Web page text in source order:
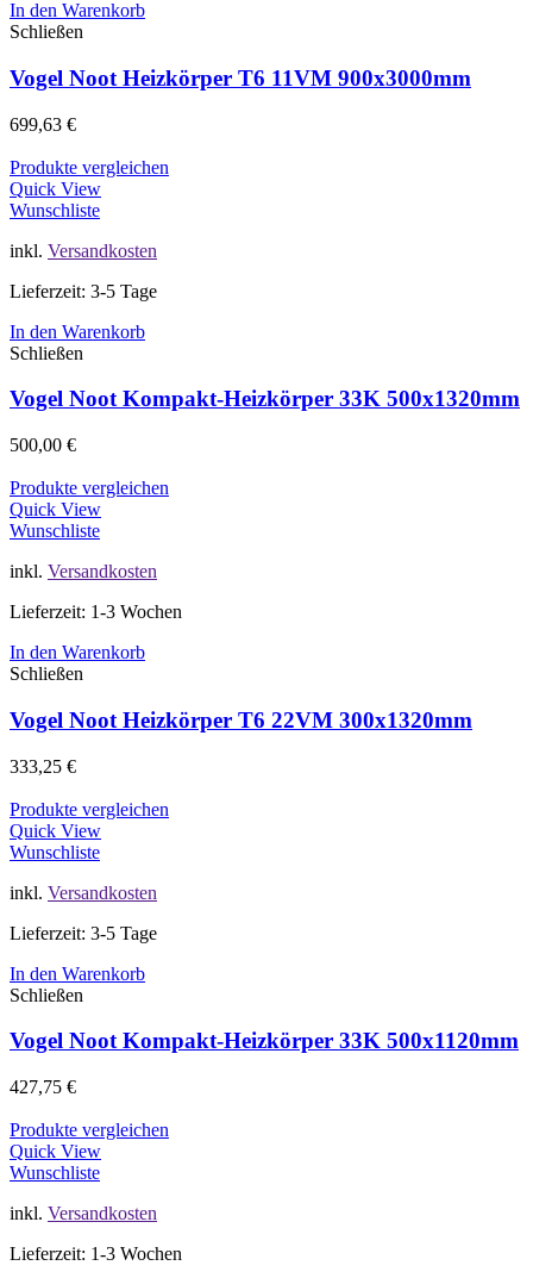
In den Warenkorb
Schließen
Vogel Noot Heizkörper T6 11VM 900x3000mm
699,63 €
Produkte vergleichen
Quick View
Wunschliste
inkl. Versandkosten
Lieferzeit: 3-5 Tage
In den Warenkorb
Schließen
Vogel Noot Kompakt-Heizkörper 33K 500x1320mm
500,00 €
Produkte vergleichen
Quick View
Wunschliste
inkl. Versandkosten
Lieferzeit: 1-3 Wochen
In den Warenkorb
Schließen
Vogel Noot Heizkörper T6 22VM 300x1320mm
333,25 €
Produkte vergleichen
Quick View
Wunschliste
inkl. Versandkosten
Lieferzeit: 3-5 Tage
In den Warenkorb
Schließen
Vogel Noot Kompakt-Heizkörper 33K 500x1120mm
427,75 €
Produkte vergleichen
Quick View
Wunschliste
inkl. Versandkosten
Lieferzeit: 1-3 Wochen